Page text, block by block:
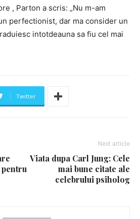
, Parton a scris: „Nu m-am
perfectionist, dar ma consider un
intotdeauna sa fiu cel mai
Twitter
Next article
Viata dupa Carl Jung: Cele
mai bune citate ale
celebrului psiholog